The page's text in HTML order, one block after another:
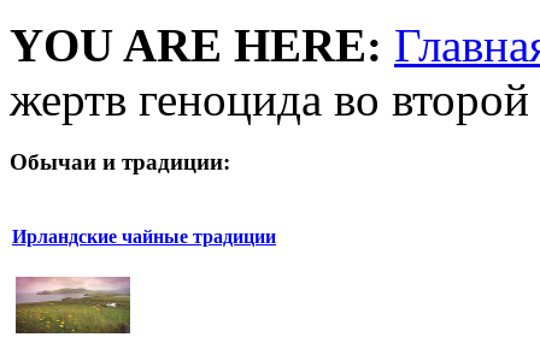
YOU ARE HERE:
жертв геноцида во
Обычаи и традиции:
Ирландские чайные традиции